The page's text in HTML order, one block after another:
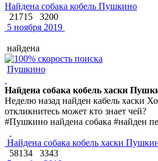
Найдена собака кобель Пушкино
21715
3200
5 ноября 2019
найдена
Пушкино
Найдена собака кобель хаски
Неделю назад найден кабель хаски
откликнитесь может кто знает чей?
#Пушкино найдена собака #найден
Найдена собака кобель хаски
58134
3343